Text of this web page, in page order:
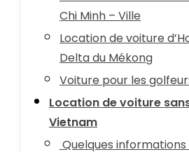
Chi Minh – Ville
Location de voiture
Delta du Mékong
Voiture pour les
Location de voiture
Vietnam
Quelques informations